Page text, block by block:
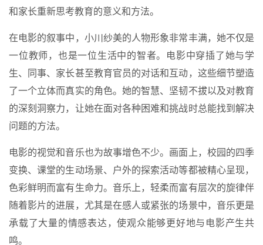
和家长重新思考教育的意义和方法。
在电影的叙事中，小川纱美的人物形象非常丰满，她不仅是
一位教师，也是一位生活中的智者。电影中穿插了她与学
生、同事、家长甚至教育官员的对话和互动，这些细节塑造
了一个立体而真实的角色。她的智慧、坚韧不拔以及对教育
的深刻洞察力，让她在面对各种困难和挑战时总能找到解决
问题的方法。
电影的视觉和音乐也为故事增色不少。画面上，校园的四季
变换、课堂的生动场景、户外的探索活动等都被精心呈现，
色彩鲜明而富有生命力。音乐上，轻柔而富有层次的旋律伴
随着影片的进展，尤其是在感人或紧张的场景中，音乐更是
承载了大量的情感表达，使观众能够更好地与电影产生共
鸣。